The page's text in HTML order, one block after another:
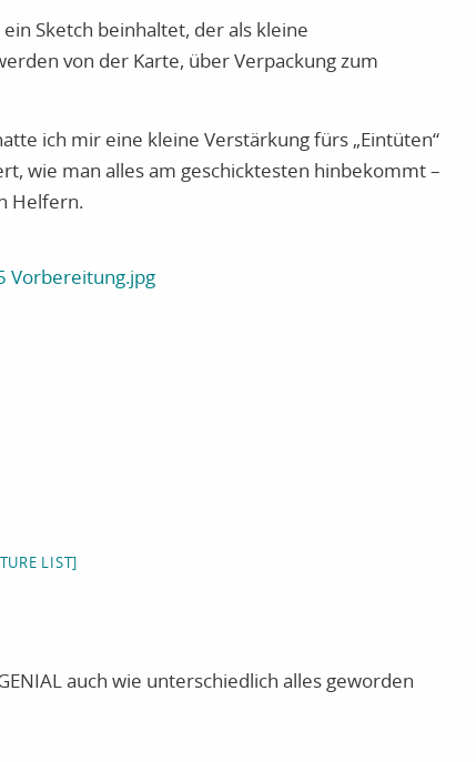
ein Sketch beinhaltet, der als kleine
von der Karte, über Verpackung zum
ich mir eine kleine Verstärkung fürs „Eintüten“
wie man alles am geschicktesten hinbekommt –
Helfern.
LIST]
auch wie unterschiedlich alles geworden